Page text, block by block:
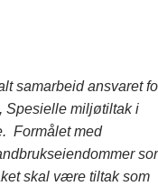
samarbeid ansvaret
Spesielle miljøtiltak i
Formålet med
skal være tiltak som